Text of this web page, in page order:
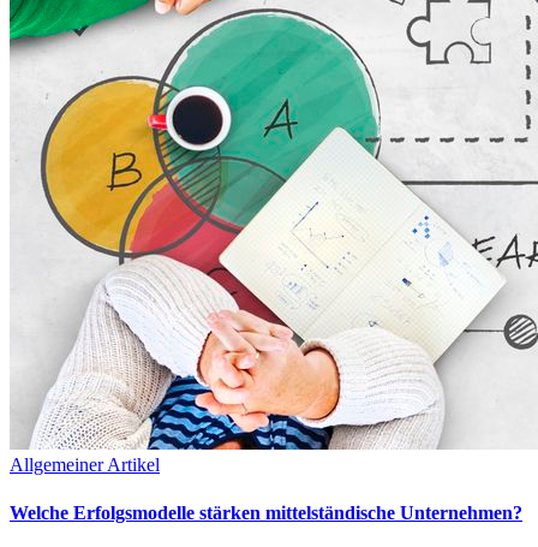
Allgemeiner Artikel
Welche Erfolgsmodelle stärken mittelständische Unternehmen?